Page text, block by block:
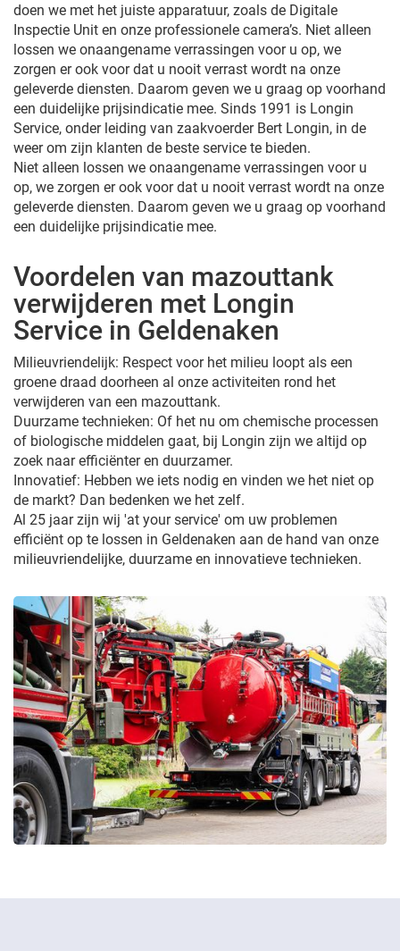
doen we met het juiste apparatuur, zoals de Digitale
Inspectie Unit en onze professionele camera’s. Niet alleen
lossen we onaangename verrassingen voor u op, we
zorgen er ook voor dat u nooit verrast wordt na onze
geleverde diensten. Daarom geven we u graag op voorhand
een duidelijke prijsindicatie mee. Sinds 1991 is Longin
Service, onder leiding van zaakvoerder Bert Longin, in de
weer om zijn klanten de beste service te bieden.
Niet alleen lossen we onaangename verrassingen voor u
op, we zorgen er ook voor dat u nooit verrast wordt na onze
geleverde diensten. Daarom geven we u graag op voorhand
een duidelijke prijsindicatie mee.
Voordelen van mazouttank
verwijderen met Longin
Service in Geldenaken
Milieuvriendelijk: Respect voor het milieu loopt als een
groene draad doorheen al onze activiteiten rond het
verwijderen van een mazouttank.
Duurzame technieken: Of het nu om chemische processen
of biologische middelen gaat, bij Longin zijn we altijd op
zoek naar efficiënter en duurzamer.
Innovatief: Hebben we iets nodig en vinden we het niet op
de markt? Dan bedenken we het zelf.
Al 25 jaar zijn wij 'at your service' om uw problemen
efficiënt op te lossen in Geldenaken aan de hand van onze
milieuvriendelijke, duurzame en innovatieve technieken.